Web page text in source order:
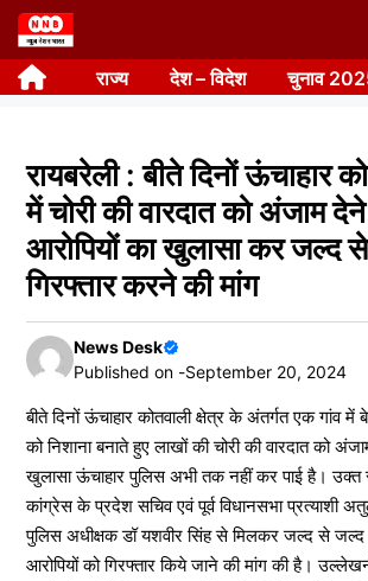
Skip
to
content राज्य देश – विदेश चुनाव
रायबरेली : बीते दिनों ऊंचाहार
में चोरी की वारदात को अंजाम
आरोपियों का खुलासा कर जल्द
गिरफ्तार करने की मांग
News Desk
Published on -September 20, 2024
बीते दिनों ऊंचाहार कोतवाली क्षेत्र के अंतर्गत एक गांव में
को निशाना बनाते हुए लाखों की चोरी की वारदात को
खुलासा ऊंचाहार पुलिस अभी तक नहीं कर पाई है।
कांग्रेस के प्रदेश सचिव एवं पूर्व विधानसभा प्रत्याशी
पुलिस अधीक्षक डॉ यशवीर सिंह से मिलकर जल्द से
आरोपियों को गिरफ्तार किये जाने की मांग की है।